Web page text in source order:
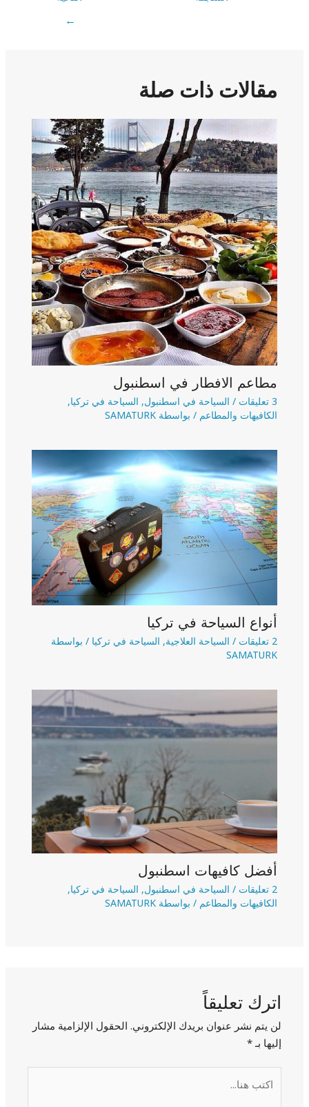
←
مقالات ذات صلة
مطاعم الافطار في اسطنبول
3 تعليقات / السياحة في اسطنبول, السياحة في تركيا,
الكافيهات والمطاعم / بواسطة SAMATURK
أنواع السياحة في تركيا
2 تعليقات / السياحة العلاجية, السياحة في تركيا / بواسطة
SAMATURK
أفضل كافيهات اسطنبول
2 تعليقات / السياحة في اسطنبول, السياحة في تركيا,
الكافيهات والمطاعم / بواسطة SAMATURK
اترك تعليقاً
لن يتم نشر عنوان بريدك الإلكتروني. الحقول الإلزامية مشار
إليها بـ*
هنا...